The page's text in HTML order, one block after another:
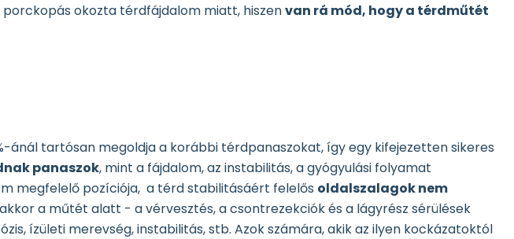
porckopás okozta térdfájdalom miatt, hiszenvan rá mód, hogy a térdműtét
ánál tartósan megoldja a korábbi térdpanaszokat, így egy kifejezetten sikeres
panaszok, mint a fájdalom, az instabilitás, a gyógyulási folyamat
megfelelő pozíciója, a térd stabilitásáért felelős oldalszalagok nem
a műtét alatt - a vérvesztés, a csontrezekciók és a lágyrész sérülések
ízületi merevség, instabilitás, stb. Azok számára, akik az ilyen kockázatoktól